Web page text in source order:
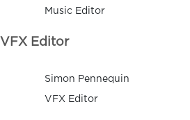
Music Editor
VFX Editor
Simon Pennequin
VFX Editor